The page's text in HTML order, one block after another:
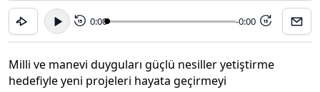
15 0:00 -0:00 15
Milli ve manevi duyguları güçlü nesiller yetiştirme
hedefiyle yeni projeleri hayata geçirmeyi